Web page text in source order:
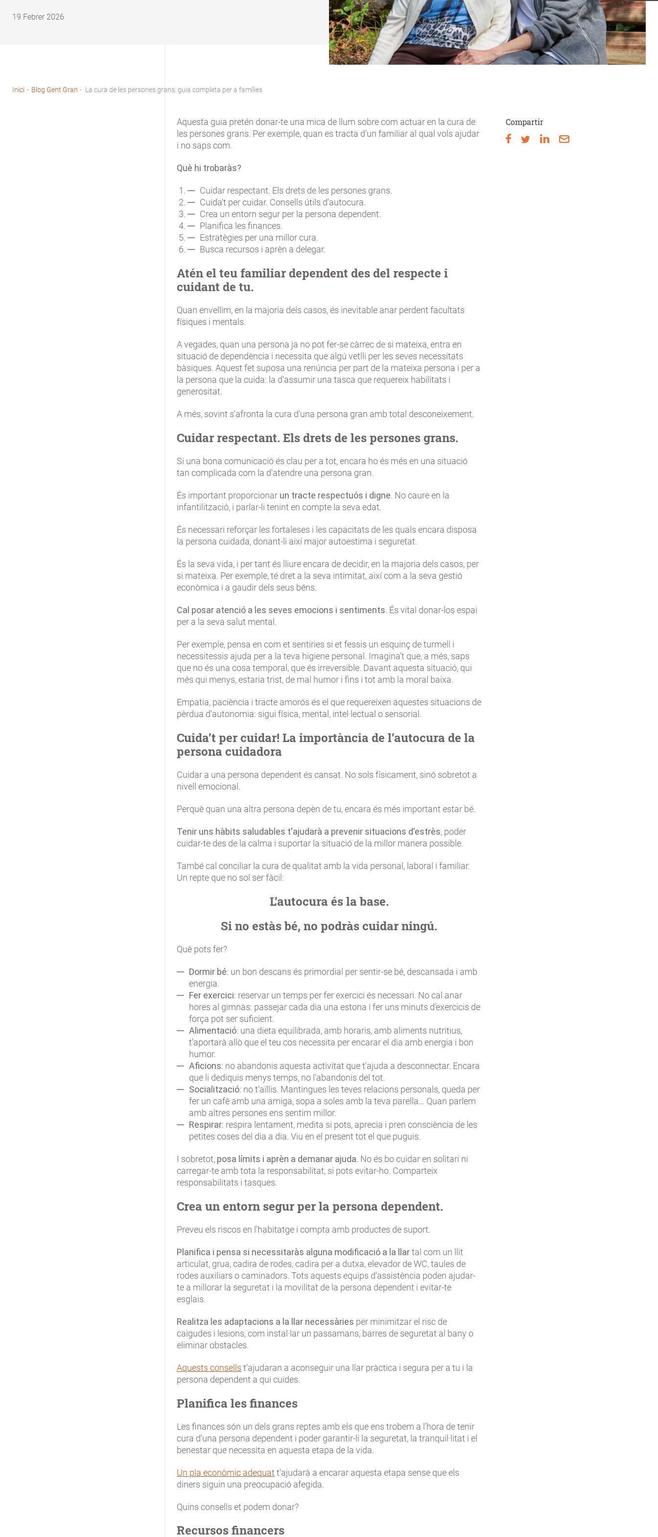
19 Febrer 2026
Inici - Blog Gent Gran - La cura de les persones grans: guia completa per a famílies
Compartir
Aquesta guia pretén donar-te una mica de llum sobre com actuar en la cura de
les persones grans. Per exemple, quan es tracta d’un familiar al qual vols ajudar
i no saps com.
Què hi trobaràs?
Cuidar respectant. Els drets de les persones grans.
Cuida't per cuidar. Consells útils d'autocura.
Crea un entorn segur per la persona dependent.
Planifica les finances.
Estratègies per una millor cura.
Busca recursos i aprèn a delegar.
Atén el teu familiar dependent des del respecte i
cuidant de tu.
Quan envellim, en la majoria dels casos, és inevitable anar perdent facultats
físiques i mentals.
A vegades, quan una persona ja no pot fer-se càrrec de si mateixa, entra en
situació de dependència i necessita que algú vetlli per les seves necessitats
bàsiques. Aquest fet suposa una renúncia per part de la mateixa persona i per a
la persona que la cuida: la d'assumir una tasca que requereix habilitats i
generositat.
A més, sovint s'afronta la cura d'una persona gran amb total desconeixement.
Cuidar respectant. Els drets de les persones grans.
Si una bona comunicació és clau per a tot, encara ho és més en una situació
tan complicada com la d'atendre una persona gran.
És important proporcionar un tracte respectuós i digne. No caure en la
infantilització, i parlar-li tenint en compte la seva edat.
És necessari reforçar les fortaleses i les capacitats de les quals encara disposa
la persona cuidada, donant-li així major autoestima i seguretat.
És la seva vida, i per tant és lliure encara de decidir, en la majoria dels casos, per
si mateixa. Per exemple, té dret a la seva intimitat, així com a la seva gestió
econòmica i a gaudir dels seus béns.
Cal posar atenció a les seves emocions i sentiments. És vital donar-los espai
per a la seva salut mental.
Per exemple, pensa en com et sentiries si et fessis un esquinç de turmell i
necessitessis ajuda per a la teva higiene personal. Imagina't que, a més, saps
que no és una cosa temporal, que és irreversible. Davant aquesta situació, qui
més qui menys, estaria trist, de mal humor i fins i tot amb la moral baixa.
Empatia, paciència i tracte amorós és el que requereixen aquestes situacions de
pèrdua d'autonomia: sigui física, mental, intel·lectual o sensorial.
Cuida’t per cuidar! La importància de l’autocura de la
persona cuidadora
Cuidar a una persona dependent és cansat. No sols físicament, sinó sobretot a
nivell emocional.
Perquè quan una altra persona depèn de tu, encara és més important estar bé.
Tenir uns hàbits saludables t'ajudarà a prevenir situacions d'estrès, poder
cuidar-te des de la calma i suportar la situació de la millor manera possible.
També cal conciliar la cura de qualitat amb la vida personal, laboral i familiar.
Un repte que no sol ser fàcil:
L’autocura és la base.
Si no estàs bé, no podràs cuidar ningú.
Què pots fer?
Dormir bé: un bon descans és primordial per sentir-se bé, descansada i amb
energia.
Fer exercici: reservar un temps per fer exercici és necessari. No cal anar
hores al gimnàs: passejar cada dia una estona i fer uns minuts d'exercicis de
força pot ser suficient.
Alimentació: una dieta equilibrada, amb horaris, amb aliments nutritius,
t'aportarà allò que el teu cos necessita per encarar el dia amb energia i bon
humor.
Aficions: no abandonis aquesta activitat que t'ajuda a desconnectar. Encara
que li dediquis menys temps, no l'abandonis del tot.
Socialització: no t'aïllis. Mantingues les teves relacions personals, queda per
fer un cafè amb una amiga, sopa a soles amb la teva parella... Quan parlem
amb altres persones ens sentim millor.
Respirar: respira lentament, medita si pots, aprecia i pren consciència de les
petites coses del dia a dia. Viu en el present tot el que puguis.
I sobretot, posa límits i aprèn a demanar ajuda. No és bo cuidar en solitari ni
carregar-te amb tota la responsabilitat, si pots evitar-ho. Comparteix
responsabilitats i tasques.
Crea un entorn segur per la persona dependent.
Preveu els riscos en l'habitatge i compta amb productes de suport.
Planifica i pensa si necessitaràs alguna modificació a la llartal com un llit
articulat, grua, cadira de rodes, cadira per a dutxa, elevador de WC, taules de
rodes auxiliars o caminadors. Tots aquests equips d'assistència poden ajudar-
te a millorar la seguretat i la movilitat de la persona dependent i evitar-te
esglais.
Realitza les adaptacions a la llar necessàries per minimitzar el risc de
caigudes i lesions, com instal·lar un passamans, barres de seguretat al bany o
eliminar obstacles.
Aquests consells t'ajudaran a aconseguir una llar pràctica i segura per a tu i la
persona dependent a qui cuides.
Planifica les finances
Les finances són un dels grans reptes amb els que ens trobem a l'hora de tenir
cura d'una persona dependent i poder garantir-li la seguretat, la tranquil·litat i el
benestar que necessita en aquesta etapa de la vida.
Un pla econòmic adequat t'ajudarà a encarar aquesta etapa sense que els
diners siguin una preocupació afegida.
Quins consells et podem donar?
Recursos financers